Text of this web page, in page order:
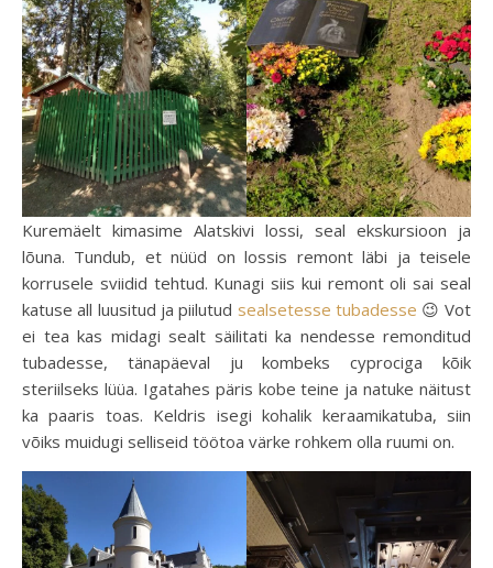
Kuremäelt kimasime Alatskivi lossi, seal ekskursioon ja
lõuna. Tundub, et nüüd on lossis remont läbi ja teisele
korrusele sviidid tehtud. Kunagi siis kui remont oli sai seal
katuse all luusitud ja piilutud sealsetesse tubadesse 😉 Vot
ei tea kas midagi sealt säilitati ka nendesse remonditud
tubadesse, tänapäeval ju kombeks cyprociga kõik
steriilseks lüüa. Igatahes päris kobe teine ja natuke näitust
ka paaris toas. Keldris isegi kohalik keraamikatuba, siin
võiks muidugi selliseid töötoa värke rohkem olla ruumi on.